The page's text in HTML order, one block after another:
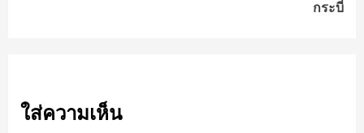
กระบี่
ใส่ความเห็น